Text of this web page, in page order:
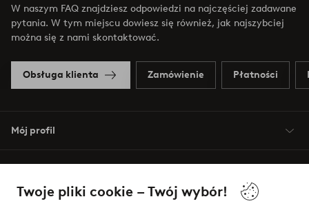
Twoje pliki cookie – Twój wybór!
W naszym FAQ znajdziesz odpowiedzi na najczęściej zadawane
pytania. W tym miejscu dowiesz się również, jak najszybciej
można się z nami skontaktować.
Obsługa klienta Zamówienie Płatności
Mój profil